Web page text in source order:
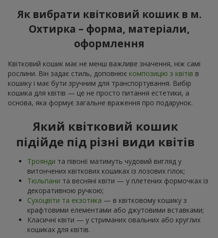
Як вибрати квітковий кошик в м.
Охтирка – форма, матеріали,
оформлення
Квітковий кошик має не менш важливе значення, ніж самі
рослини. Він задає стиль, доповнює композицію з квітів в
кошику і має бути зручним для транспортування. Вибір
кошика для квітів — це не просто питання естетики, а
основа, яка формує загальне враження про подарунок.
Який квітковий кошик
підійде під різні види квітів
Троянди та півонії матимуть чудовий вигляд у
витончених квіткових кошиках із лозових гілок;
Тюльпани та весняні квіти — у плетених формочках із
декоративною ручкою;
Сухоцвіти та екзотика — в квітковому кошику з
крафтовими елементами або джутовими вставками;
Класичні квіти — у стриманих овальних або круглих
кошиках для квітів.